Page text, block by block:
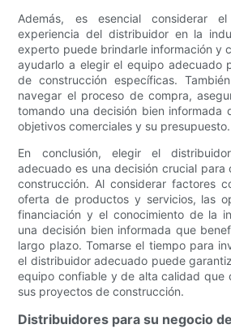
Además, es esencial considerar
experiencia del distribuidor en la
experto puede brindarle información y
ayudarlo a elegir el equipo adecuado
de construcción específicas.
navegar el proceso de compra,
tomando una decisión bien informada
objetivos comerciales y su presupuesto.
En conclusión, elegir el
adecuado es una decisión crucial para
construcción. Al considerar factores
oferta de productos y servicios, las
financiación y el conocimiento de la
una decisión bien informada que
largo plazo. Tomarse el tiempo para
el distribuidor adecuado puede
equipo confiable y de alta calidad que
sus proyectos de construcción.
Distribuidores para su negocio